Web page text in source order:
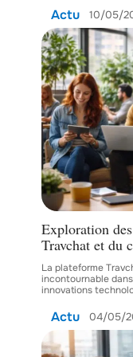
Actu 10/05/
Exploration
Travchat et du
La plateforme
incontournable
innovations
Actu 04/05/